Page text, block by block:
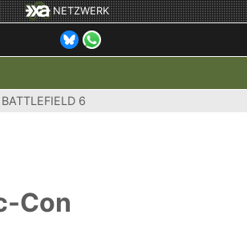
NETZWERK
BATTLEFIELD 6
Con